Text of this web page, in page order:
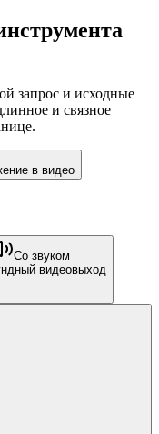
запрос и исходные
и связное
в видео
Со звуком
видеовыход